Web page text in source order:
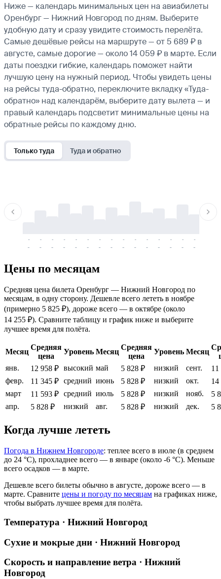
Ниже — календарь минимальных цен на авиабилеты
Оренбург — Нижний Новгород по дням. Выберите
удобную дату и сразу увидите стоимость перелёта.
Самые дешёвые рейсы на маршруте — от 5 689 ₽ в
августе, самые дорогие — около 14 059 ₽ в марте. Если
даты поездки гибкие, календарь поможет найти
лучшую цену на нужный период. Чтобы увидеть цены
на рейсы туда-обратно, переключите вкладку «Туда-
обратно» над календарём, выберите дату вылета — и
правый календарь подсветит минимальные цены на
обратные рейсы по каждому дню.
Только туда Туда и обратно
-
-
-
-
-
-
-
-
-
-
-
-
-
-
-
-
-
-
-
-
-
-
-
-
-
-
-
-
-
-
Цены по месяцам
Средняя цена билета Оренбург — Нижний Новгород по
месяцам, в одну сторону. Дешевле всего лететь в ноябре
(примерно 5 825 ₽), дороже всего — в октябре (около
14 255 ₽). Сравните таблицу и график ниже и выберите
лучшее время для полёта.
Месяц
Средняя
цена
Уровень Месяц
Средняя
цена
Уровень Месяц
янв.
12 958 ₽ высокий май 5 828 ₽ низкий сент.
11
февр.
11 345 ₽ средний июнь 5 828 ₽ низкий окт.
14
март
11 593 ₽ средний июль 5 828 ₽ низкий нояб.
5
апр.
5 828 ₽ низкий авг. 5 828 ₽ низкий дек. 5
Когда лучше лететь
Погода в Нижнем Новгороде: теплее всего в июле (в среднем
до 24 °C), прохладнее всего — в январе (около -6 °C). Меньше
всего осадков — в марте.
Дешевле всего билеты обычно в августе, дороже всего — в
марте. Сравните цены и погоду по месяцам на графиках ниже,
чтобы выбрать лучшее время для полёта.
Температура · Нижний Новгород
Сухие и мокрые дни · Нижний Новгород
Скорость и направление ветра · Нижний
Новгород